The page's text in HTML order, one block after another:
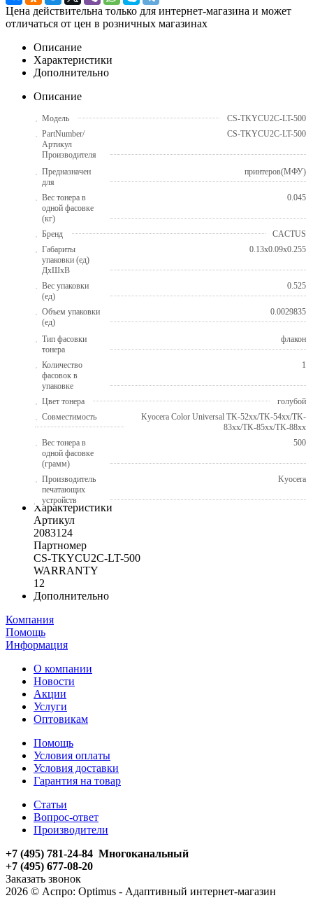
Цена действительна только для интернет-магазина и может
отличаться от цен в розничных магазинах
Описание
Характеристики
Дополнительно
Описание
Модель
CS-TKYCU2C-LT-500
PartNumber/
Артикул
Производителя
CS-TKYCU2C-LT-500
Предназначен
для
принтеров(МФУ)
Вес тонера в
одной фасовке
(кг)
0.045
Бренд
CACTUS
Габариты
упаковки (ед)
ДхШхВ
0.13x0.09x0.255
Вес упаковки
(ед)
0.525
Объем упаковки
(ед)
0.0029835
Тип фасовки
тонера
флакон
Количество
фасовок в
упаковке
1
Цвет тонера
голубой
Совместимость
Kyocera Color Universal TK-52xx/TK-54xx/TK-
83xx/TK-85xx/TK-88xx
Вес тонера в
одной фасовке
(грамм)
500
Производитель
печатающих
устройств
Kyocera
Характеристики
Артикул
2083124
Партномер
CS-TKYCU2C-LT-500
WARRANTY
12
Дополнительно
Компания
Помощь
Информация
О компании
Новости
Акции
Услуги
Оптовикам
Помощь
Условия оплаты
Условия доставки
Гарантия на товар
Статьи
Вопрос-ответ
Производители
+7 (495) 781-24-84 Многоканальный
+7 (495) 677-08-20
Заказать звонок
2026 © Аспро: Optimus - Адаптивный интернет-магазин